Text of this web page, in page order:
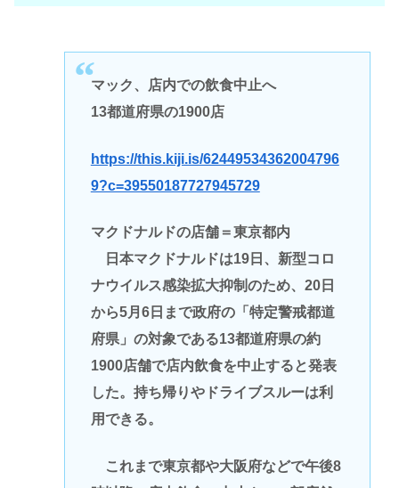
マック、店内での飲食中止へ
13都道府県の1900店
https://this.kiji.is/62449534362004796
9?c=39550187727945729
マクドナルドの店舗＝東京都内
日本マクドナルドは19日、新型コロ
ナウイルス感染拡大抑制のため、20日
から5月6日まで政府の「特定警戒都道
府県」の対象である13都道府県の約
1900店舗で店内飲食を中止すると発表
した。持ち帰りやドライブスルーは利
用できる。
これまで東京都や大阪府などで午後8